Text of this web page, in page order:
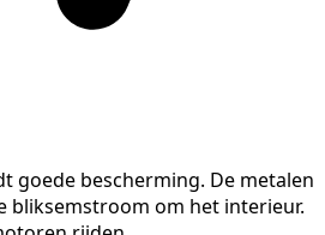
goede bescherming. De metalen
bliksemstroom om het interieur.